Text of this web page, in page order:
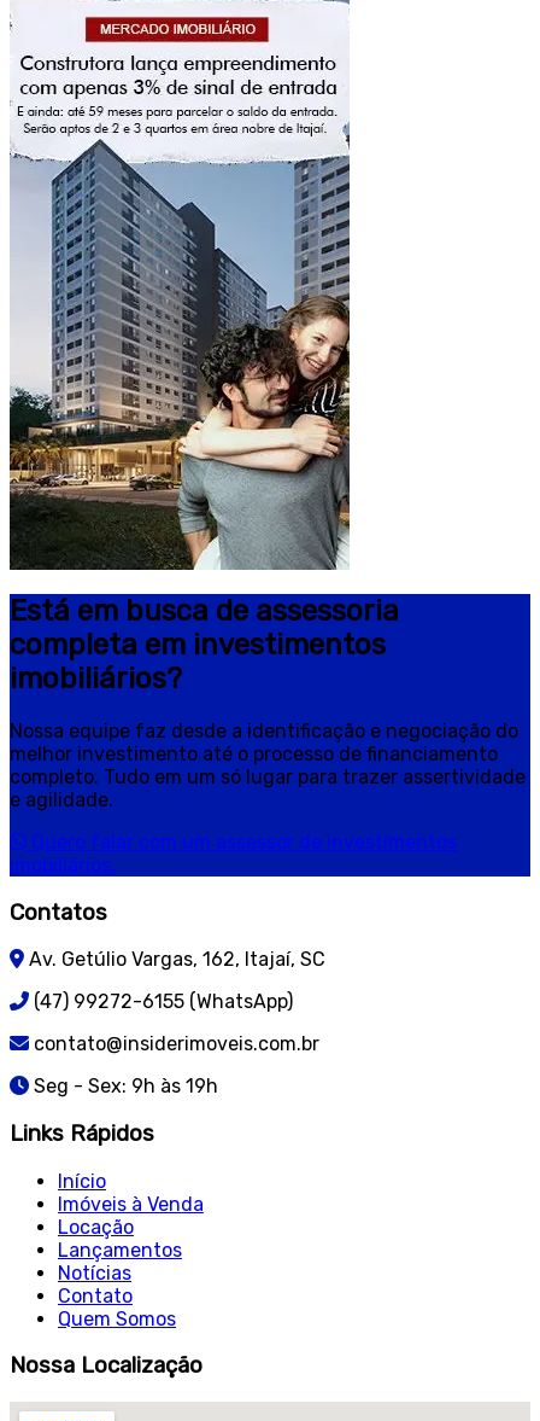
Está em busca de assessoria
completa em investimentos
imobiliários?
Nossa equipe faz desde a identificação e negociação do
melhor investimento até o processo de financiamento
completo. Tudo em um só lugar para trazer assertividade
e agilidade.
Quero falar com um assessor de investimentos
imobiliários.
Contatos
Av. Getúlio Vargas, 162, Itajaí, SC
(47) 99272-6155 (WhatsApp)
contato@insiderimoveis.com.br
Seg - Sex: 9h às 19h
Links Rápidos
Início
Imóveis à Venda
Locação
Lançamentos
Notícias
Contato
Quem Somos
Nossa Localização